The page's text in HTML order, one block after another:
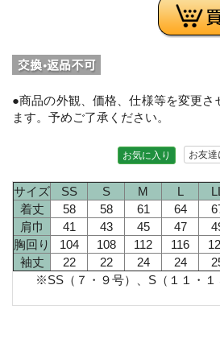
●商品の外観、価格、仕様等を変更さ
ます。予めご了承ください。
お友達
お気に入り
サイズ SS S M L
着丈
58 58 61 64
肩巾
41 43 45 47
胸回り
104 108 112 116
袖丈
22 22 24 24
※SS（７・９号）、S（１１・１